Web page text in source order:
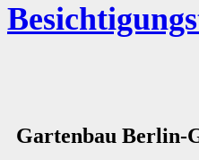
Gartenbau Berlin-